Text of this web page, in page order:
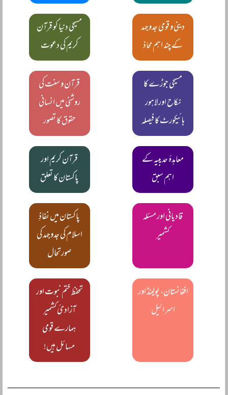
دینی و قومی جدوجہد
کے چند اہم محاذ
مسیحی دنیا کو قرآن
کریم کی دعوت
مسیحی جوڑے کا
نکاح اور لاہور
ہائیکورٹ کا فیصلہ
قرآن و سنت کی
روشنی میں انسانی
حقوق کا تصور
معاہدۂ حدیبیہ کے
اہم سبق
قرآن کریم اور
پاکستان کا تعلق
قادیانی اور مسئلہ
کشمیر
پاکستان میں نفاذِ
اسلام کی جدوجہد کی
صورتحال
افغانستان، پولینڈ اور
اسرائیل
تحفظ ختم نبوت اور
آزادئ کشمیر
ہمارے قومی
مسائل ہیں!